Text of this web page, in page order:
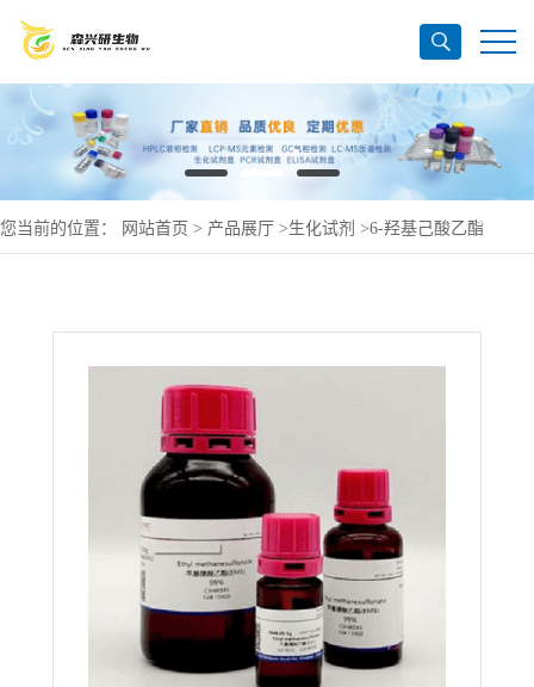
您当前的位置： 网站首页 > 产品展厅 >生化试剂 >6-羟基己酸乙酯